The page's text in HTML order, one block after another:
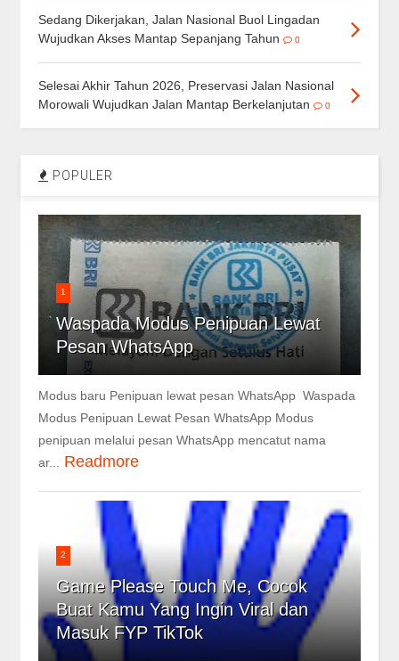
Sedang Dikerjakan, Jalan Nasional Buol Lingadan
Wujudkan Akses Mantap Sepanjang Tahun
0
Selesai Akhir Tahun 2026, Preservasi Jalan Nasional
Morowali Wujudkan Jalan Mantap Berkelanjutan
0
POPULER
1
Waspada Modus Penipuan Lewat
Pesan WhatsApp
Modus baru Penipuan lewat pesan WhatsApp Waspada
Modus Penipuan Lewat Pesan WhatsApp Modus
penipuan melalui pesan WhatsApp mencatut nama
ar... Readmore
2
Game Please Touch Me, Cocok
Buat Kamu Yang Ingin Viral dan
Masuk FYP TikTok